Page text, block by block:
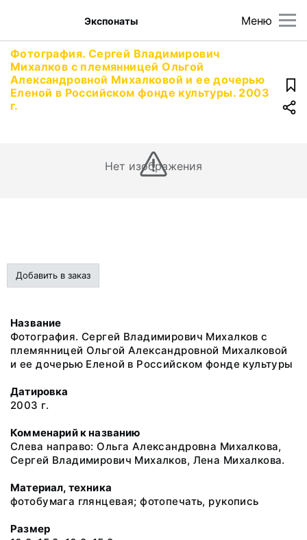
Меню
Экспонаты
Фотография. Сергей Владимирович
Михалков с племянницей Ольгой
Александровной Михалковой и ее дочерью
Еленой в Российском фонде культуры. 2003
г.
Нет изображения
Добавить в заказ
Название
Фотография. Сергей Владимирович Михалков с
племянницей Ольгой Александровной Михалковой
и ее дочерью Еленой в Российском фонде культуры
Датировка
2003 г.
Комменарий к названию
Слева направо: Ольга Александровна Михалкова,
Сергей Владимирович Михалков, Лена Михалкова.
Материал, техника
фотобумага глянцевая; фотопечать, рукопись
Размер